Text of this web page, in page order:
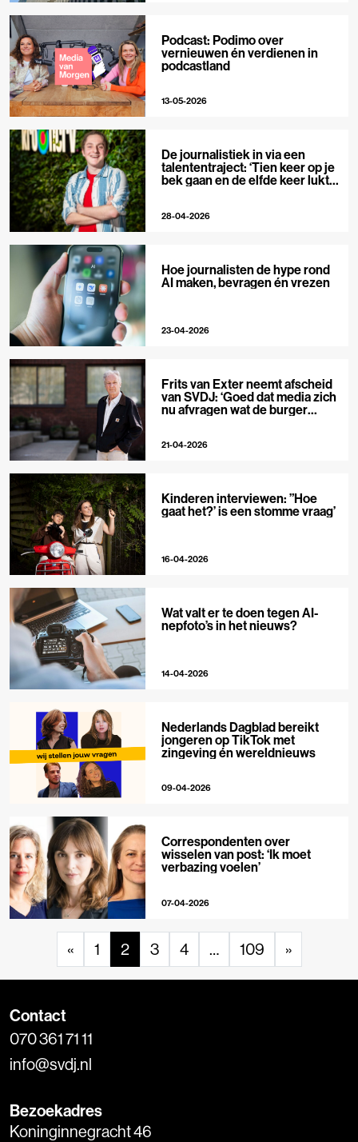
Podcast: Podimo over
vernieuwen én verdienen in
podcastland
13-05-2026
De journalistiek in via een
talententraject: ‘Tien keer op je
bek gaan en de elfde keer lukt
28-04-2026
Hoe journalisten de hype rond
AI maken, bevragen én vrezen
23-04-2026
Frits van Exter neemt afscheid
van SVDJ: ‘Goed dat media zich
nu afvragen wat de burger
21-04-2026
Kinderen interviewen: ”Hoe
gaat het?’ is een stomme vraag’
16-04-2026
Wat valt er te doen tegen AI-
nepfoto’s in het nieuws?
14-04-2026
Nederlands Dagblad bereikt
jongeren op TikTok met
zingeving én wereldnieuws
09-04-2026
Correspondenten over
wisselen van post: ‘Ik moet
verbazing voelen’
07-04-2026
« 1 2 3 4 … 109 »
Contact
070 361 71 11
info@svdj.nl
Bezoekadres
Koninginnegracht 46